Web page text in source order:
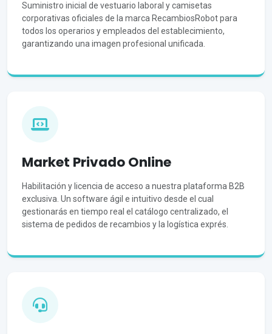
Suministro inicial de vestuario laboral y camisetas
corporativas oficiales de la marca RecambiosRobot para
todos los operarios y empleados del establecimiento,
garantizando una imagen profesional unificada.
Market Privado Online
Habilitación y licencia de acceso a nuestra plataforma B2B
exclusiva. Un software ágil e intuitivo desde el cual
gestionarás en tiempo real el catálogo centralizado, el
sistema de pedidos de recambios y la logística exprés.